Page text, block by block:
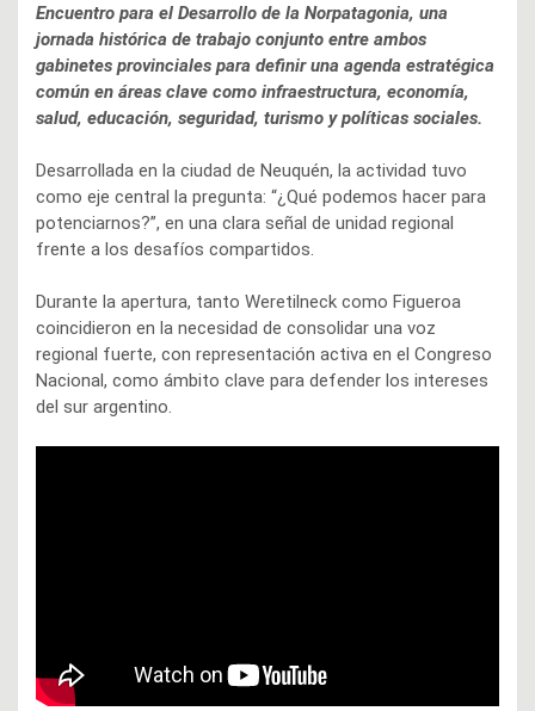
Encuentro para el Desarrollo de la Norpatagonia, una
jornada histórica de trabajo conjunto entre ambos
gabinetes provinciales para definir una agenda estratégica
común en áreas clave como infraestructura, economía,
salud, educación, seguridad, turismo y políticas sociales.
Desarrollada en la ciudad de Neuquén, la actividad tuvo
como eje central la pregunta: “¿Qué podemos hacer para
potenciarnos?”, en una clara señal de unidad regional
frente a los desafíos compartidos.
Durante la apertura, tanto Weretilneck como Figueroa
coincidieron en la necesidad de consolidar una voz
regional fuerte, con representación activa en el Congreso
Nacional, como ámbito clave para defender los intereses
del sur argentino.